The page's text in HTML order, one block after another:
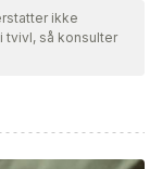
ikke
tvivl, så konsulter